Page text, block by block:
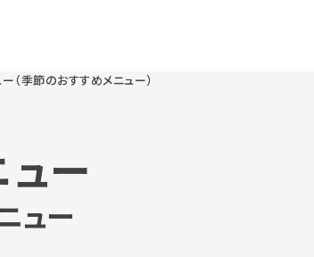
（季節のおすすめメニュー）
ー
ュー